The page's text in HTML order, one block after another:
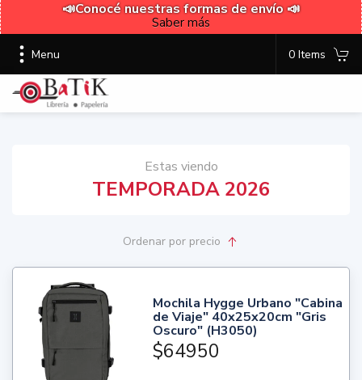
📣Conocé nuestras formas de envío 📣
Saber más
Menu 0 Items
Estas viendo
TEMPORADA 2026
Ordenarpor precio
Mochila Hygge Urbano "Cabina
de Viaje" 40x25x20cm "Gris
Oscuro" (H3050)
$64950